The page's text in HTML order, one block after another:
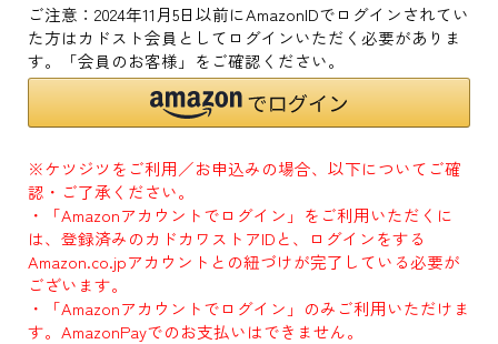
ご注意：2024年11月5日以前にAmazonIDでログインされてい
た方はカドスト会員としてログインいただく必要がありま
す。「会員のお客様」をご確認ください。
※ケツジツをご利用／お申込みの場合、以下についてご確
認・ご了承ください。
・「Amazonアカウントでログイン」をご利用いただくに
は、登録済みのカドカワストアIDと、ログインをする
Amazon.co.jpアカウントとの紐づけが完了している必要が
ございます。
・「Amazonアカウントでログイン」のみご利用いただけま
す。AmazonPayでのお支払いはできません。